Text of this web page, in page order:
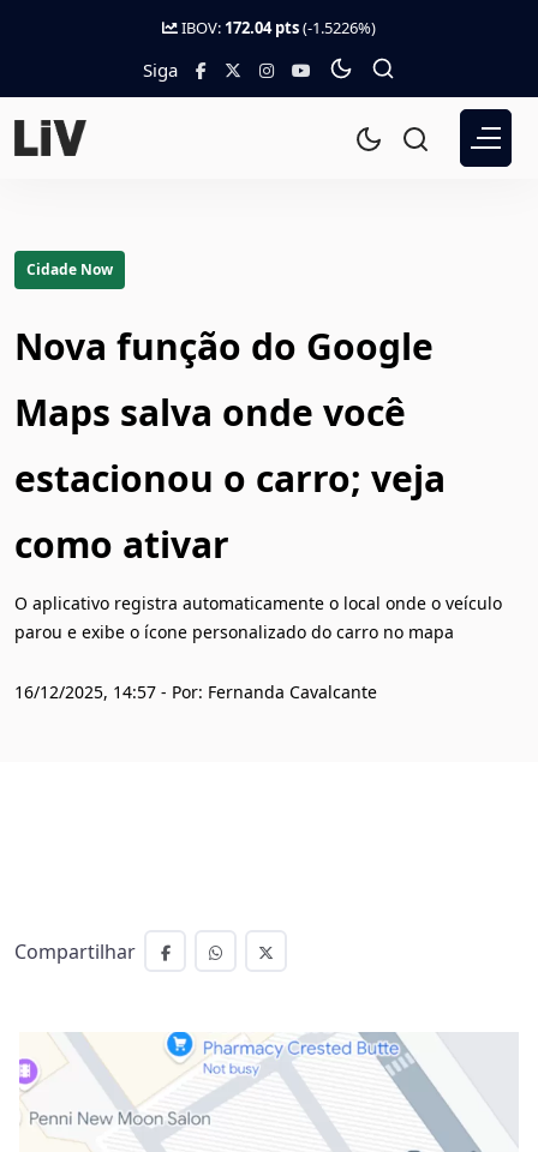
IBOV: 172.04 pts(-1.5226%)
Siga
Cidade Now
Nova função do Google
Maps salva onde você
estacionou o carro; veja
como ativar
O aplicativo registra automaticamente o local onde o veículo
parou e exibe o ícone personalizado do carro no mapa
16/12/2025, 14:57 - Por: Fernanda Cavalcante
Compartilhar